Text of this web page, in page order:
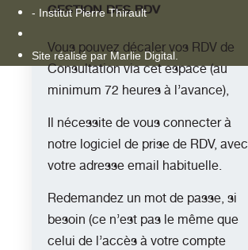
GESTION DES RDV
Vous pouvez décaler vos RDV de
Consultation via cet espace (au
minimum 72 heures à l’avance),
Il nécessite de vous connecter à
notre logiciel de prise de RDV, avec
votre adresse email habituelle.
Redemandez un mot de passe, si
besoin (ce n’est pas le même que
celui de l’accès à votre compte
- Institut Pierre Thirault
Site réalisé par Marlie Digital.